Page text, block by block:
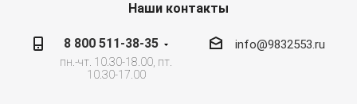
Наши контакты
8 800 511-38-35
пн.-чт. 10.30-18.00, пт.
10.30-17.00
info@9832553.ru